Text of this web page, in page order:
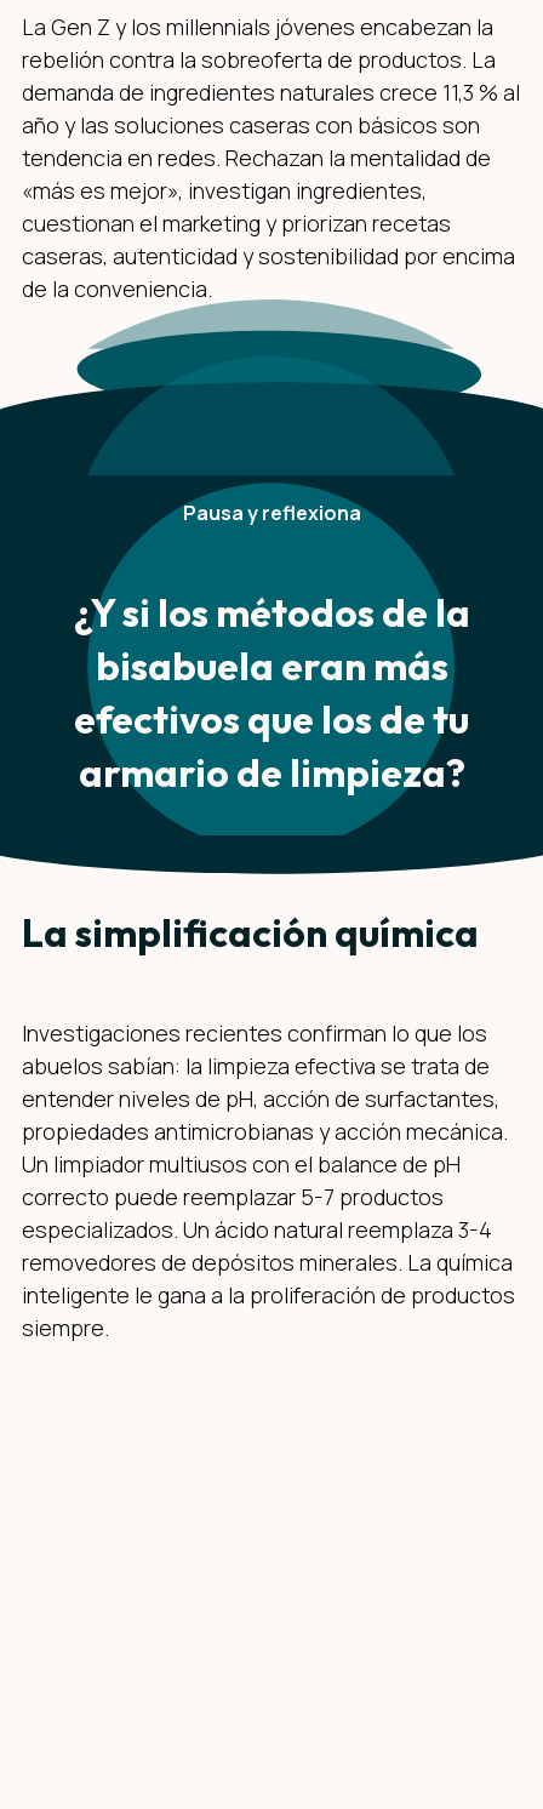
La Gen Z y los millennials jóvenes encabezan la
rebelión contra la sobreoferta de productos. La
demanda de ingredientes naturales crece 11,3 % al
año y las soluciones caseras con básicos son
tendencia en redes. Rechazan la mentalidad de
«más es mejor», investigan ingredientes,
cuestionan el marketing y priorizan recetas
caseras, autenticidad y sostenibilidad por encima
de la conveniencia.
Pausa y reflexiona
¿Y si los métodos de la
bisabuela eran más
efectivos que los de tu
armario de limpieza?
La simplificación química
Investigaciones recientes confirman lo que los
abuelos sabían: la limpieza efectiva se trata de
entender niveles de pH, acción de surfactantes,
propiedades antimicrobianas y acción mecánica.
Un limpiador multiusos con el balance de pH
correcto puede reemplazar 5-7 productos
especializados. Un ácido natural reemplaza 3-4
removedores de depósitos minerales. La química
inteligente le gana a la proliferación de productos
siempre.